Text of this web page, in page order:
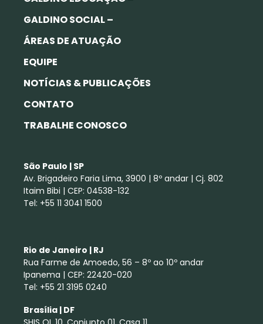
GALDINO SOCIAL –
ÁREAS DE ATUAÇÃO
EQUIPE
NOTÍCIAS & PUBLICAÇÕES
CONTATO
TRABALHE CONOSCO
São Paulo | SP
Av. Brigadeiro Faria Lima, 3900 | 8º andar | Cj. 802
Itaim Bibi | CEP: 04538-132
Tel: +55 11 3041 1500
Rio de Janeiro | RJ
Rua Farme de Amoedo, 56 – 8º ao 10º andar
Ipanema | CEP: 22420-020
Tel: +55 21 3195 0240
Brasília | DF